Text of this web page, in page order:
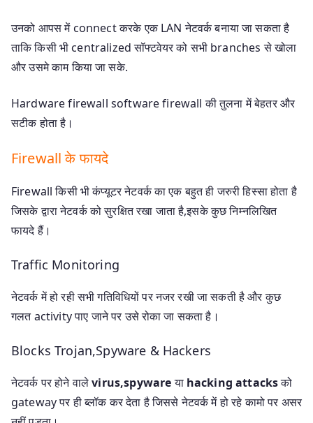
उनको आपस में connect करके एक LAN नेटवर्क बनाया जा सकता है
ताकि किसी भी centralized सॉफ्टवेयर को सभी branches से खोला
और उसमे काम किया जा सके.
Hardware firewall software firewall की तुलना में बेहतर और
सटीक होता है।
Firewall के फायदे
Firewall किसी भी कंप्यूटर नेटवर्क का एक बहुत ही जरुरी हिस्सा होता है
जिसके द्वारा नेटवर्क को सुरक्षित रखा जाता है,इसके कुछ निम्नलिखित
फायदे हैं।
Traffic Monitoring
नेटवर्क में हो रही सभी गतिविधियों पर नजर रखी जा सकती है और कुछ
गलत activity पाए जाने पर उसे रोका जा सकता है।
Blocks Trojan,Spyware & Hackers
नेटवर्क पर होने वालेvirus,spywareया hacking attacksको
gateway पर ही ब्लॉक कर देता है जिससे नेटवर्क में हो रहे कामो पर असर